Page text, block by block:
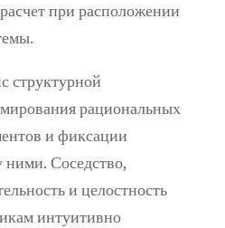
при расположении
структурной
рациональных
и фиксации
ними. Соседство,
и целостность
интуитивно